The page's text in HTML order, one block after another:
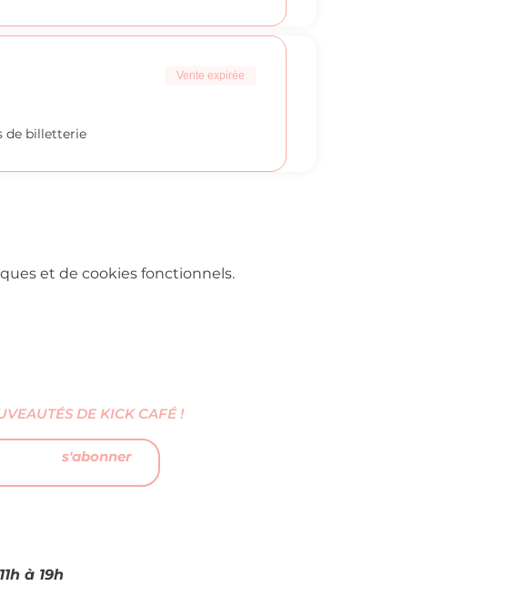
de billetterie
Vente expirée
et de cookies fonctionnels.
DE KICK CAFÉ !
s'abonner
à 19h​